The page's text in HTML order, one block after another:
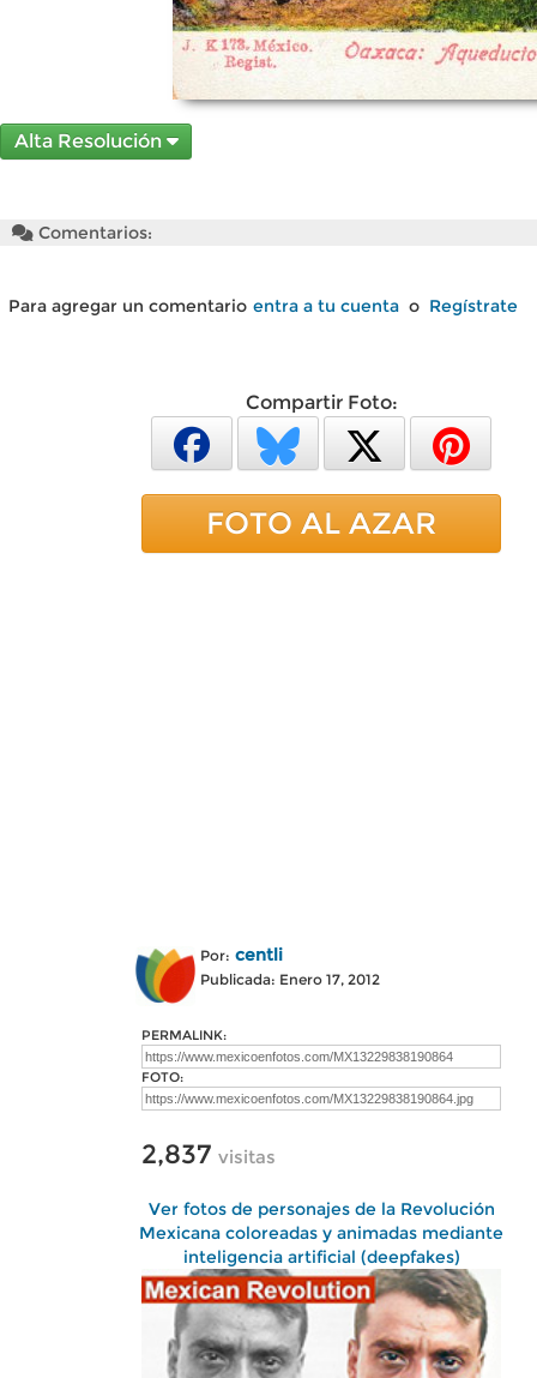
Alta Resolución
Comentarios:
Para agregar un comentario entra a tu cuenta o Regístrate
Compartir Foto:
FOTO AL AZAR
Por: centli
Publicada: Enero 17, 2012
PERMALINK:
FOTO:
2,837 visitas
Ver fotos de personajes de la Revolución
Mexicana coloreadas y animadas mediante
inteligencia artificial (deepfakes)